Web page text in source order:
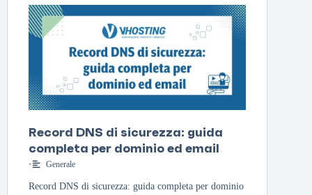
Record DNS di sicurezza: guida
completa per dominio ed email
• Generale
Record DNS di sicurezza: guida completa per dominio